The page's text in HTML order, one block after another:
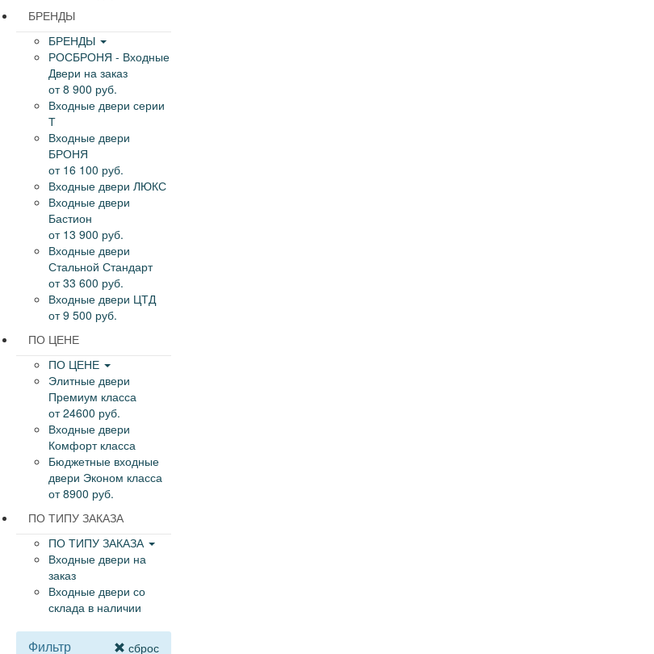
БРЕНДЫ
БРЕНДЫ
РОСБРОНЯ - Входные
Двери на заказ
от 8 900 руб.
Входные двери серии
Т
Входные двери
БРОНЯ
от 16 100 руб.
Входные двери ЛЮКС
Входные двери
Бастион
от 13 900 руб.
Входные двери
Стальной Стандарт
от 33 600 руб.
Входные двери ЦТД
от 9 500 руб.
ПО ЦЕНЕ
ПО ЦЕНЕ
Элитные двери
Премиум класса
от 24600 руб.
Входные двери
Комфорт класса
Бюджетные входные
двери Эконом класса
от 8900 руб.
ПО ТИПУ ЗАКАЗА
ПО ТИПУ ЗАКАЗА
Входные двери на
заказ
Входные двери со
склада в наличии
сброс
Фильтр